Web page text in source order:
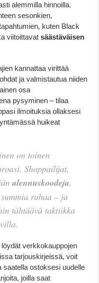
alemmilla hinnoilla.
sesonkien,
kuten Black
viitoittavatsäästäväisen
kannattaa virittää
ja valmistautua niiden
osa
pysyminen – tilaa
ilmoituksia ollaksesi
huikeat
on toinen
Shoppailijat,
alennuskoodeja,
rahaa – ja
tähtäävä taktiikka
verkkokauppojen
tarjouskirjeissä, voit
saatella ostoksesi uudelle
joilla saat